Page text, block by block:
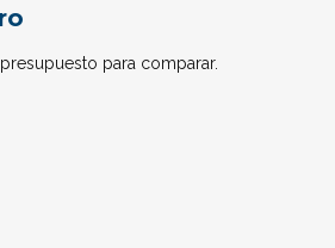
para comparar.